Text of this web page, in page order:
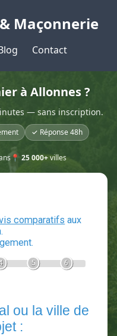
Maçonnerie
Contact
à Allonnes ?
— sans inscription.
✓ Réponse 48h
📍 25 000+villes
3 devis comparatifs